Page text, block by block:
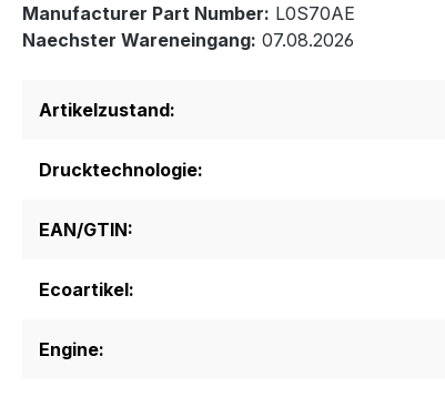
Manufacturer Part Number: L0S70AE
Naechster Wareneingang: 07.08.2026
Artikelzustand:
Drucktechnologie:
EAN/GTIN:
Ecoartikel:
Engine: